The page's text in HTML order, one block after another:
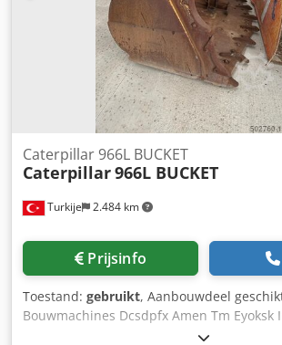
Turkije 2.484 km
Caterpillar 966L BUCKET
Caterpillar966L BUCKET
Prijsinfo
Toestand: gebruikt, Aanbouwdeel
Bouwmachines Dcsdpfx Amen Tm Eyoksk
laadruimte: 4.000 l Verkoopprijs: US$